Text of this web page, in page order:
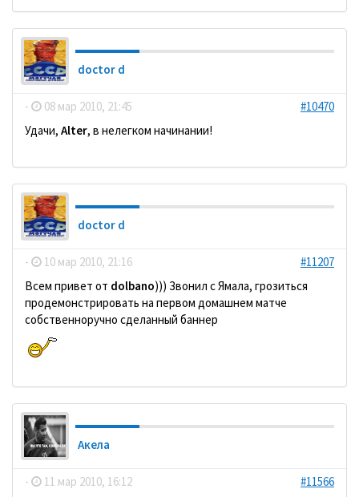
doctor d
- 08 мар 2010, 21:45
#10470
Удачи, Alter, в нелегком начинании!
doctor d
- 10 мар 2010, 21:16
#11207
Всем привет от dolbano))) Звонил с Ямала, грозиться
продемонстрировать на первом домашнем матче
собственноручно сделанный баннер
Акела
- 11 мар 2010, 16:12
#11566